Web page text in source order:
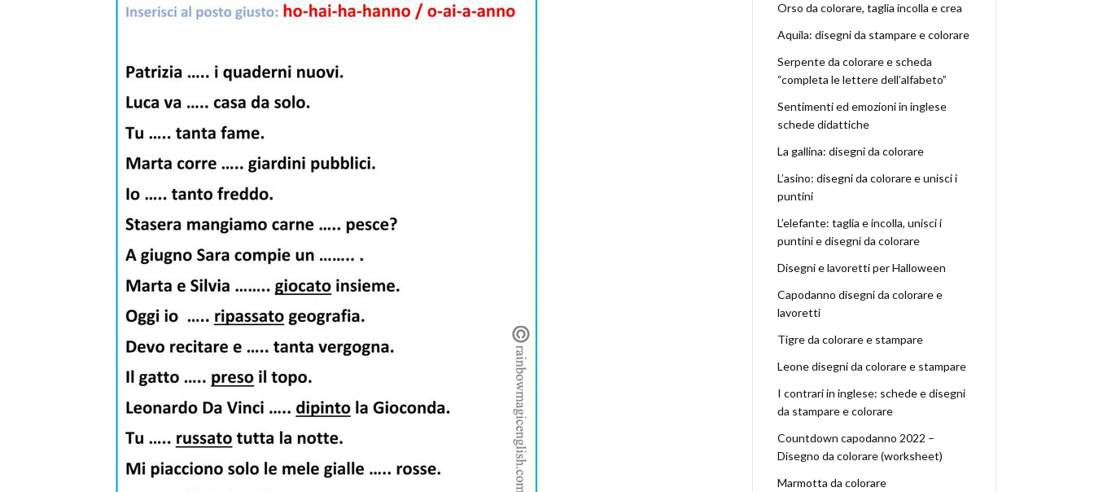
Orso da colorare, taglia incolla e crea
Aquila: disegni da stampare e colorare
Serpente da colorare e scheda
“completa le lettere dell’alfabeto”
Sentimenti ed emozioni in inglese
schede didattiche
La gallina: disegni da colorare
L’asino: disegni da colorare e unisci i
puntini
L’elefante: taglia e incolla, unisci i
puntini e disegni da colorare
Disegni e lavoretti per Halloween
Capodanno disegni da colorare e
lavoretti
Tigre da colorare e stampare
Leone disegni da colorare e stampare
I contrari in inglese: schede e disegni
da stampare e colorare
Countdown capodanno 2022 –
Disegno da colorare (worksheet)
Marmotta da colorare